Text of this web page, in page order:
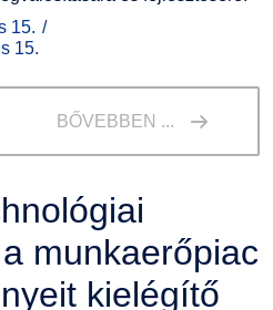
15.
15.
BŐVEBBEN ...
munkaerőpiac
kielégítő